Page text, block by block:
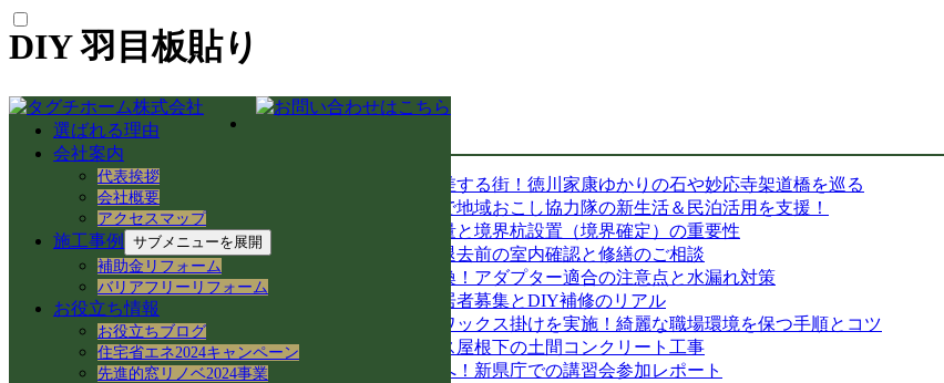
DIY 羽目板貼り
選ばれる理由
会社案内
代表挨拶
会社概要
アクセスマップ
施工事例
サブメニューを展開
補助金リフォーム
バリアフリーリフォーム
お役立ち情報
お役立ちブログ
住宅省エネ2024キャンペーン
先進的窓リノベ2024事業
最新の投稿
【中山道今須宿】歴史と空き家再生が交差する街！徳川家康ゆかりの石や妙応寺架道橋を巡る
【空き家から空き家へ】家具レスキューで地域おこし協力隊の新生活＆民泊活用を支援！
岐阜県各務原市での空き家売買｜確定測量と境界杭設置（境界確定）の重要性
岐阜県各務原市｜賃貸住宅の売却準備！退去前の室内確認と修繕のご相談
岐阜市のアパートでシャワーホースを交換！アダプター適合の注意点と水漏れ対策
岐阜県各務原市の空き家・賃貸管理｜入居者募集とDIY補修のリアル
【岐阜県各務原市】事務所の大掃除＆床ワックス掛けを実施！綺麗な職場環境を保つ手順とコツ
岐阜県各務原市｜減築リフォームとテラス屋根下の土間コンクリート工事
【岐阜県】命を守る木造住宅の耐震改修へ！新県庁での講習会参加レポート